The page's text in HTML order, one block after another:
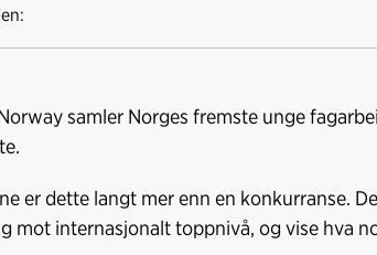
samler Norges fremste unge
er dette langt mer enn en konkurranse.
mot internasjonalt toppnivå, og vise hva